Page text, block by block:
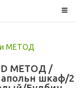
МЕТОД
МЕТОД /
шкаф/2